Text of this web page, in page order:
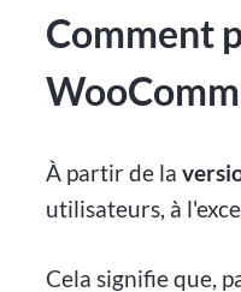
Comment
À partir de la
utilisateurs, à
Cela signifie que,